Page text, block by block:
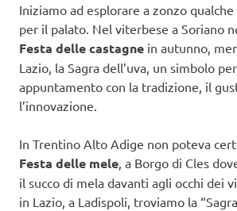
Iniziamo ad esplorare a zonzo qualche
per il palato. Nel viterbese a Soriano
Festa delle castagne in autunno,
Lazio, la Sagra dell’uva, un simbolo
appuntamento con la tradizione, il
l’innovazione.
In Trentino Alto Adige non poteva
Festa delle mele , a Borgo di Cles
il succo di mela davanti agli occhi dei
in Lazio, a Ladispoli, troviamo la